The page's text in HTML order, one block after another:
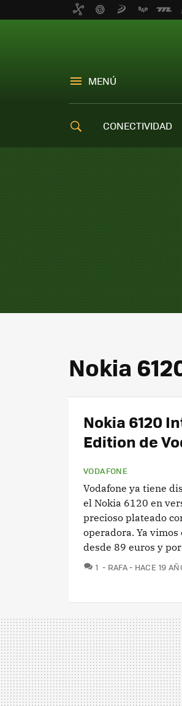
MENÚ
CONECTIVIDAD
Nokia
Nokia 6120
Edition de
VODAFONE
Vodafone ya tiene
el Nokia 6120 en
precioso plateado
operadora. Ya
desde 89 euros y
1 COMENTARIOS
RAFA HACE 19